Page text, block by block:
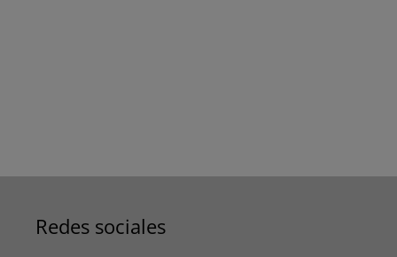
Redes sociales